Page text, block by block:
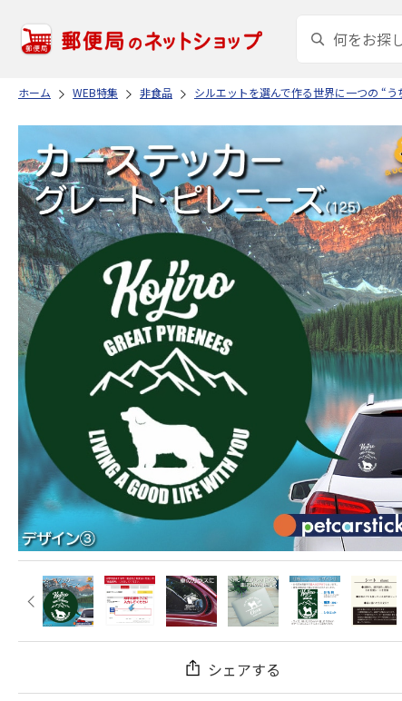
ホーム WEB特集 非食品 シルエットを選んで作る世界に一つの “う
シェアする